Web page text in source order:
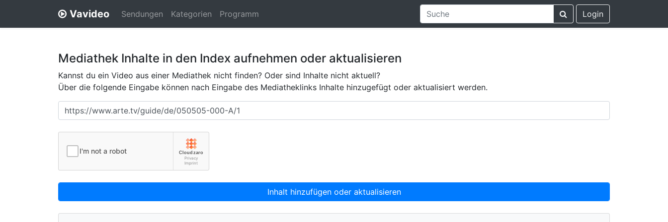
Vavideo Sendungen Kategorien Programm Login
Mediathek Inhalte in den Index aufnehmen oder aktualisieren
Kannst du ein Video aus einer Mediathek nicht finden? Oder sind Inhalte nicht aktuell?
Über die folgende Eingabe können nach Eingabe des Mediatheklinks Inhalte hinzugefügt oder aktualisiert werden.
Inhalt hinzufügen oder aktualisieren